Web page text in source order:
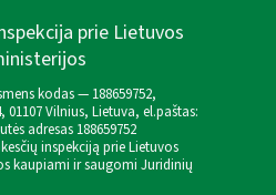
prie Lietuvos
kodas — 188659752,
01107 Vilnius, Lietuva, el.paštas:
adresas 188659752
inspekciją prie Lietuvos
kaupiami ir saugomi Juridinių